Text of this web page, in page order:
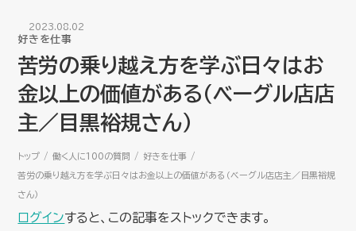
2023.08.02
好きを仕事
苦労の乗り越え方を学ぶ日々はお
金以上の価値がある（ベーグル店店
主／目黒裕規さん）
トップ 働く人に100の質問 好きを仕事
苦労の乗り越え方を学ぶ日々はお金以上の価値がある（ベーグル店店主／目黒裕規
さん）
ログインすると、この記事をストックできます。